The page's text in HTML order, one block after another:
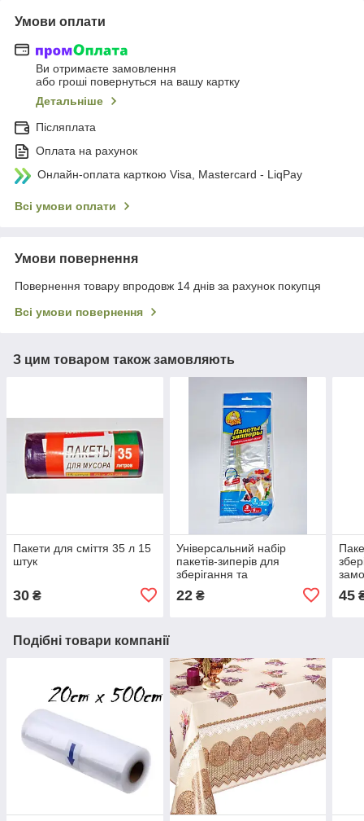
Умови оплати
Ви отримаєте замовлення
або гроші повернуться на вашу картку
Детальніше
Післяплата
Оплата на рахунок
Онлайн-оплата карткою Visa, Mastercard - LiqPay
Всі умови оплати
Умови повернення
Повернення товару впродовж 14 днів за рахунок покупця
Всі умови повернення
З цим товаром також замовляють
Пакети для сміття 35 л 15
штук
30 ₴
Універсальний набір
пакетів-зиперів для
зберігання та
заморожування, 1 л + 3 л,
10 шт.
22₴ 45
Подібні товари компанії